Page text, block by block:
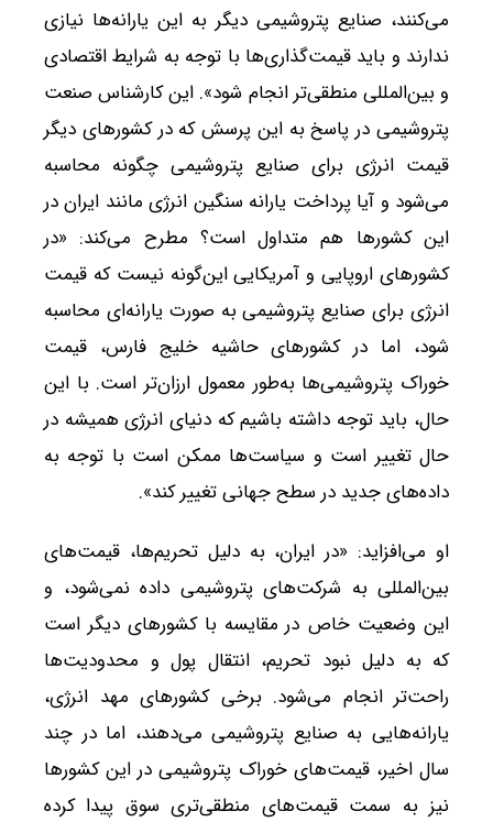
می‌کنند، صنایع پتروشیمی دیگر به این یارانه‌ها نیازی
ندارند و باید قیمت‌گذاری‌ها با توجه به شرایط اقتصادی
و بین‌المللی منطقی‌تر انجام شود». این کارشناس صنعت
پتروشیمی در پاسخ به این پرسش که در کشورهای دیگر
قیمت انرژی برای صنایع پتروشیمی چگونه محاسبه
می‌شود و آیا پرداخت یارانه سنگین انرژی مانند ایران در
این کشورها هم متداول است؟ مطرح می‌کند: «در
کشورهای اروپایی و آمریکایی این‌گونه نیست که قیمت
انرژی برای صنایع پتروشیمی به صورت یارانه‌ای محاسبه
شود، اما در کشورهای حاشیه خلیج فارس، قیمت
خوراک پتروشیمی‌ها به‌طور معمول ارزان‌تر است. با این
حال، باید توجه داشته باشیم که دنیای انرژی همیشه در
حال تغییر است و سیاست‌ها ممکن است با توجه به
داده‌های جدید در سطح جهانی تغییر کند».
او می‌افزاید: «در ایران، به دلیل تحریم‌ها، قیمت‌های
بین‌المللی به شرکت‌های پتروشیمی داده نمی‌شود، و
این وضعیت خاص در مقایسه با کشورهای دیگر است
که به دلیل نبود تحریم، انتقال پول و محدودیت‌ها
راحت‌تر انجام می‌شود. برخی کشورهای مهد انرژی،
یارانه‌هایی به صنایع پتروشیمی می‌دهند، اما در چند
سال اخیر، قیمت‌های خوراک پتروشیمی در این کشورها
نیز به سمت قیمت‌های منطقی‌تری سوق پیدا کرده